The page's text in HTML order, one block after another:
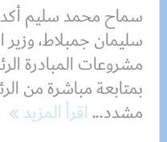
سماح محمد سليم أكد
سليمان جمبلاط، وزير
مشروعات المبادرة
بمتابعة مباشرة من
مشدد...اقرأ المزيد